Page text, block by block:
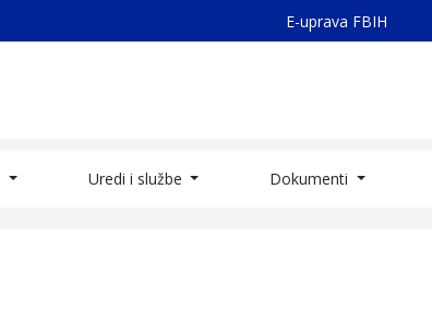
E-uprava FBIH
Uredi i službe Dokumenti